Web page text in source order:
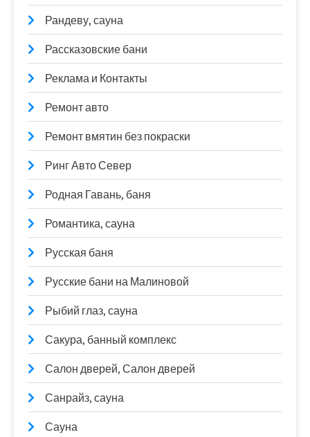
Рандеву, сауна
Рассказовские бани
Реклама и Контакты
Ремонт авто
Ремонт вмятин без покраски
Ринг Авто Север
Родная Гавань, баня
Романтика, сауна
Русская баня
Русские бани на Малиновой
Рыбий глаз, сауна
Сакура, банный комплекс
Салон дверей, Салон дверей
Санрайз, сауна
Сауна